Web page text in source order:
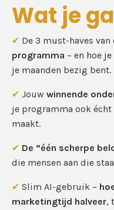
Wat je
✔ De 3 must-haves van
programma – en hoe
je maanden bezig bent.
✔ Jouw winnende
je programma ook
maakt.
✔ De “één scherpe
die mensen aan die
✔ Slim AI-gebruik –
marketingtijd halveer,